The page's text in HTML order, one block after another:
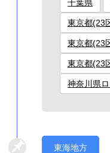
千葉県
東京都(23
東京都(23
東京都(23
神奈川県
東海地方